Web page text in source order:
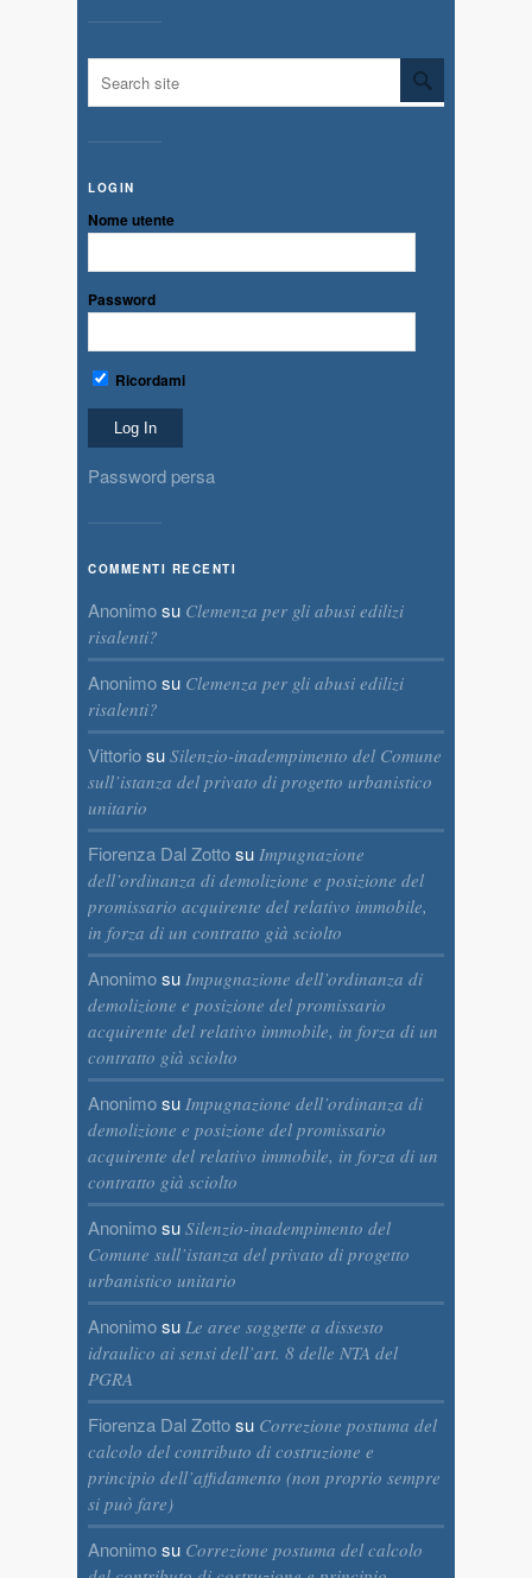
LOGIN
Nome utente
Password
Ricordami
Password persa
COMMENTI RECENTI
Anonimosu Clemenza per gli abusi edilizi
risalenti?
Anonimosu Clemenza per gli abusi edilizi
risalenti?
Vittoriosu Silenzio-inadempimento del Comune
sull’istanza del privato di progetto urbanistico
unitario
Fiorenza Dal Zottosu Impugnazione
dell’ordinanza di demolizione e posizione del
promissario acquirente del relativo immobile,
in forza di un contratto già sciolto
Anonimosu Impugnazione dell’ordinanza di
demolizione e posizione del promissario
acquirente del relativo immobile, in forza di un
contratto già sciolto
Anonimosu Impugnazione dell’ordinanza di
demolizione e posizione del promissario
acquirente del relativo immobile, in forza di un
contratto già sciolto
Anonimosu Silenzio-inadempimento del
Comune sull’istanza del privato di progetto
urbanistico unitario
Anonimosu Le aree soggette a dissesto
idraulico ai sensi dell’art. 8 delle NTA del
PGRA
Fiorenza Dal Zottosu Correzione postuma del
calcolo del contributo di costruzione e
principio dell’affidamento (non proprio sempre
si può fare)
Anonimosu Correzione postuma del calcolo